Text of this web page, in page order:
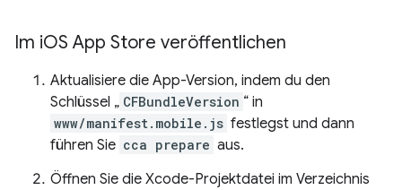
Im iOS App Store veröffentlichen
Aktualisiere die App-Version, indem du den
Schlüssel „ CFBundleVersion “ in
www/manifest.mobile.js festlegst und dann
führen Sie cca prepare aus.
Öffnen Sie die Xcode-Projektdatei im Verzeichnis